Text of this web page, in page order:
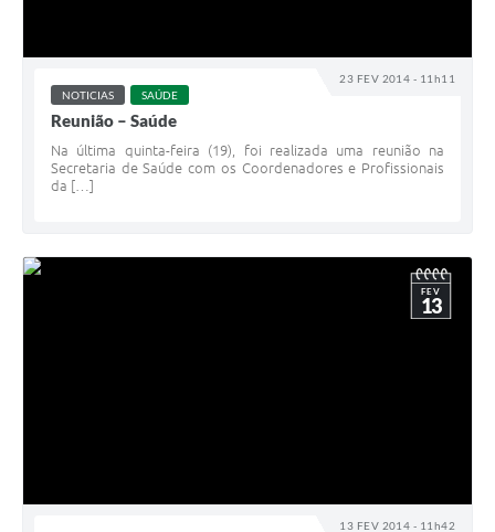
23 FEV 2014 - 11h11
NOTICIAS SAÚDE
Reunião – Saúde
Na última quinta-feira (19), foi realizada uma reunião na
Secretaria de Saúde com os Coordenadores e Profissionais
da […]
13 FEV 2014 - 11h42
FEV
13